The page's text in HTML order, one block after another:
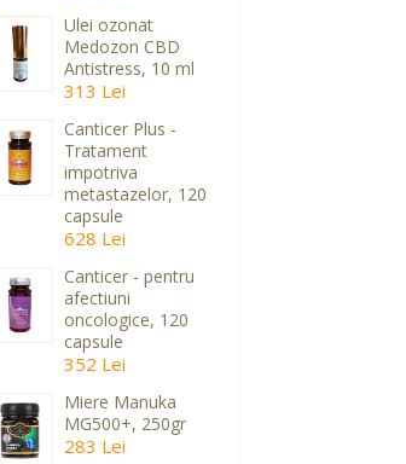
Ulei ozonat
Medozon CBD
Antistress, 10 ml
313 Lei
Canticer Plus -
Tratament
impotriva
metastazelor, 120
capsule
628 Lei
Canticer - pentru
afectiuni
oncologice, 120
capsule
352 Lei
Miere Manuka
MG500+, 250gr
283 Lei